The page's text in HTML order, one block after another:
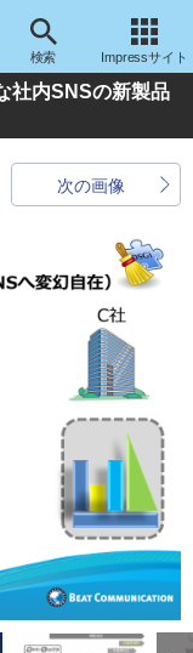
検索 Impressサイト
社内SNSの新製品
次の画像